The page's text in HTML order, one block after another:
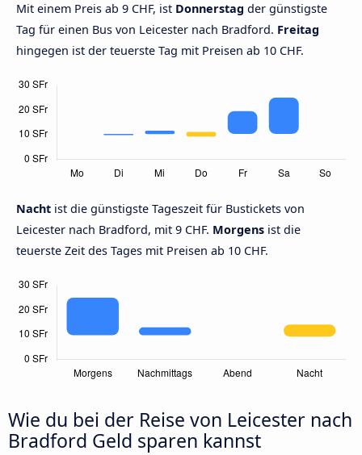
Mit einem Preis ab 9 CHF, ist Donnerstag der günstigste
Tag für einen Bus von Leicester nach Bradford. Freitag
hingegen ist der teuerste Tag mit Preisen ab 10 CHF.
Nacht ist die günstigste Tageszeit für Bustickets von
Leicester nach Bradford, mit 9 CHF. Morgens ist die
teuerste Zeit des Tages mit Preisen ab 10 CHF.
Wie du bei der Reise von Leicester nach
Bradford Geld sparen kannst